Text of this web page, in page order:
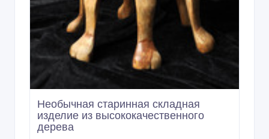
Необычная старинная складная
изделие из высококачественного
дерева